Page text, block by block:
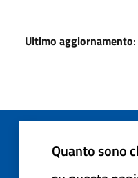
Ultimo aggiornamento
Quanto sono